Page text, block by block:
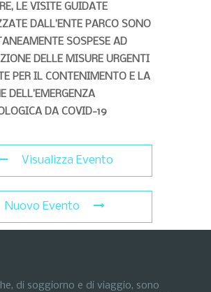
LE VISITE GUIDATE
DALL’ENTE PARCO SONO
SOSPESE AD
DELLE MISURE URGENTI
PER IL CONTENIMENTO E LA
DELL’EMERGENZA
DA COVID-19
Visualizza Evento
Nuovo Evento
di soggiorno e di viaggio, sono